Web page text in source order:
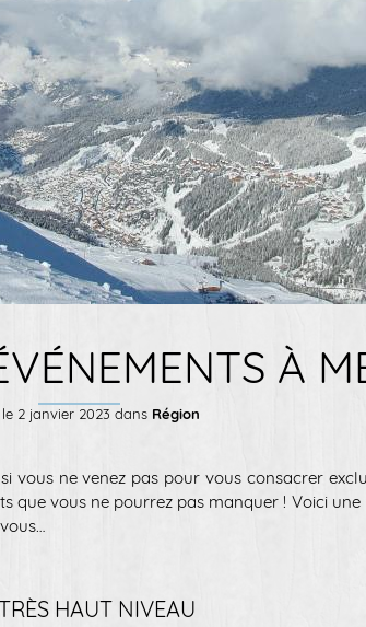
À
2 janvier 2023 dans Région
vous ne venez pas pour vous consacrer
que vous ne pourrez pas manquer ! Voici
HAUT NIVEAU